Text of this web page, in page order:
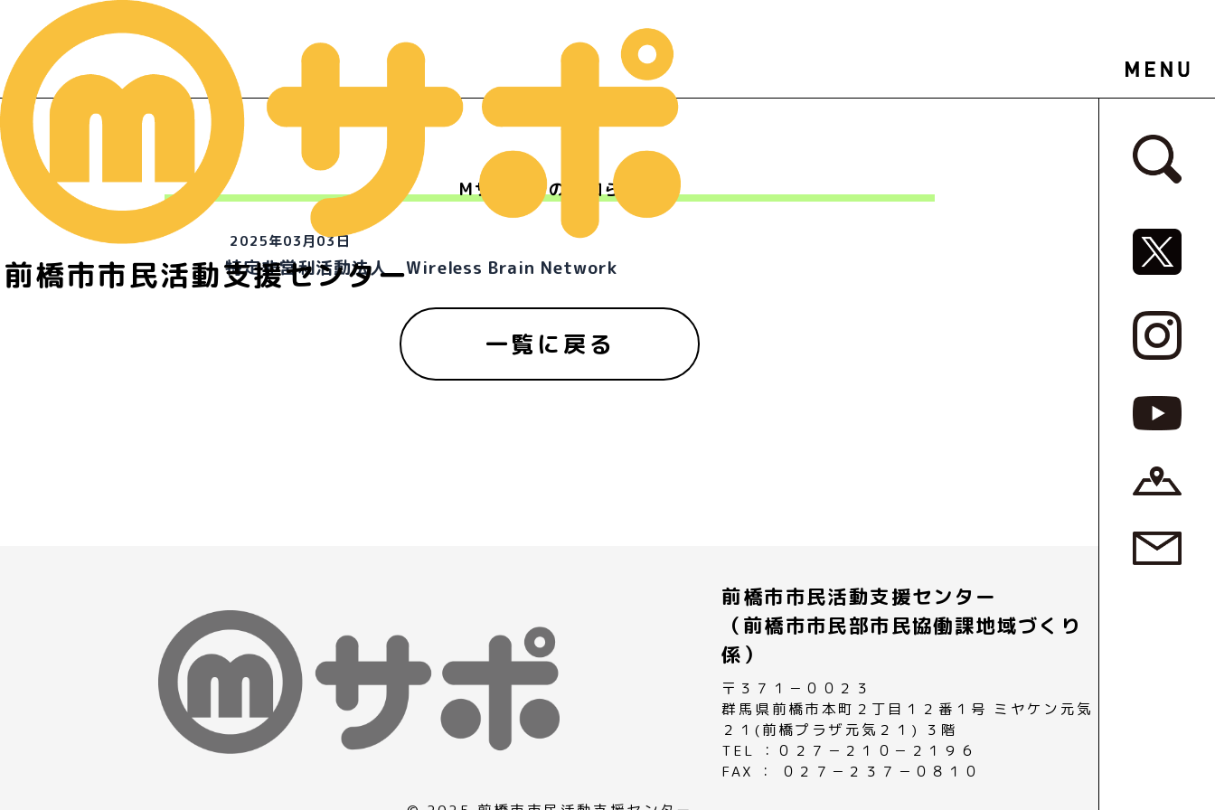
前橋市市民活動支援センター
サイドバ
SNSリ
Mサポからのお知らせ
2025年03月03日
特定非営利活動法人 Wireless Brain Network
一覧に戻る
前橋市市民活動支援センター
（前橋市市民部市民協働課地域づくり
係）
〒３７１－００２３
群馬県前橋市本町２丁目１２番１号 ミヤケン元気
２１(前橋プラザ元気２１) ３階
TEL ：０２７－２１０－２１９６
FAX ： ０２７－２３７－０８１０